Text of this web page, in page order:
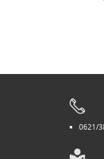
0621/